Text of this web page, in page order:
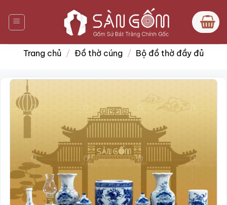
qua
nội
dung
Trang chủ / Đồ thờ cúng / Bộ đồ thờ đầy đủ